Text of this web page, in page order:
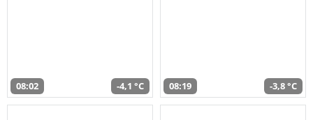
08:02 -4,1 °C 08:19 -3,8 °C